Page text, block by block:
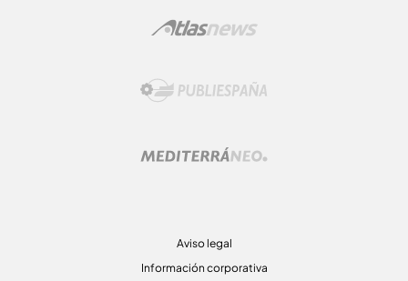
Aviso legal
Información corporativa